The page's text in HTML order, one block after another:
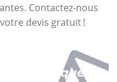
Contactez-nous
devis gratuit !
nous manqué